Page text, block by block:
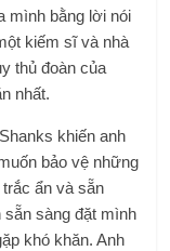
mình bằng lời nói
kiếm sĩ và nhà
thủ đoàn của
nhất.
khiến anh
bảo vệ những
ẩn và sẵn
sàng đặt mình
khó khăn. Anh